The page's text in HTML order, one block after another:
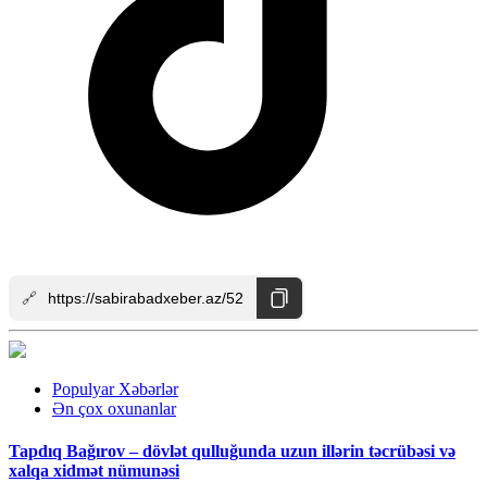
🔗
Populyar Xəbərlər
Ən çox oxunanlar
Tapdıq Bağırov – dövlət qulluğunda uzun illərin təcrübəsi və
xalqa xidmət nümunəsi